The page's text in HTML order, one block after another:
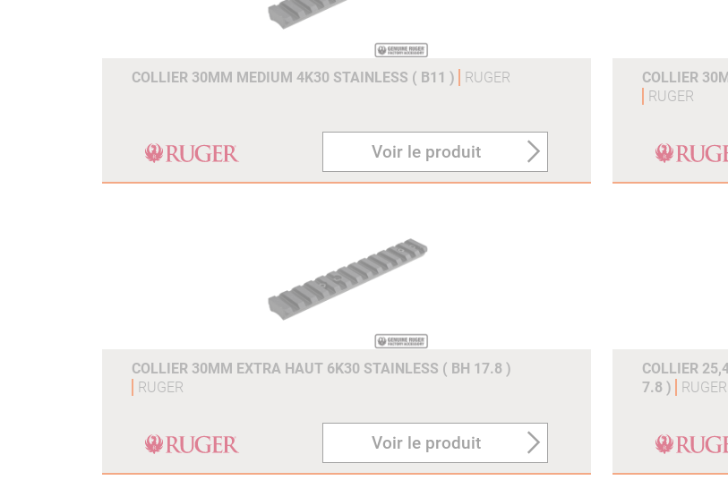
COLLIER 30MM MEDIUM 4K30 STAINLESS ( B11 ) RUGER
Voir le produit
COLLIER
RUGER
COLLIER 30MM EXTRA HAUT 6K30 STAINLESS ( BH 17.8 )
RUGER
Voir le produit
COLLIER
7.8 )
RUGER